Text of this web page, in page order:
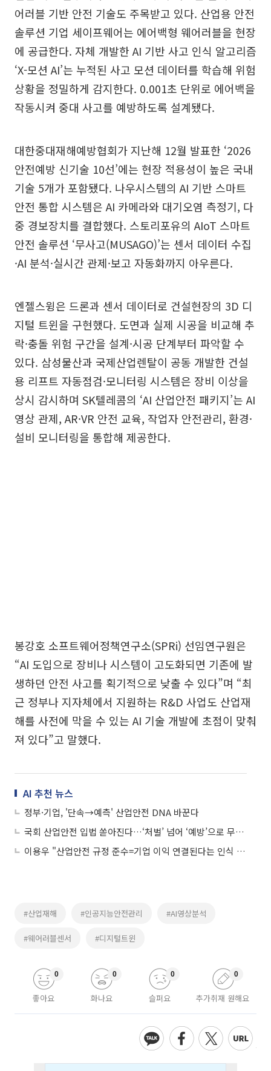
어러블 기반 안전 기술도 주목받고 있다. 산업용 안전
솔루션 기업 세이프웨어는 에어백형 웨어러블을 현장
에 공급한다. 자체 개발한 AI 기반 사고 인식 알고리즘
‘X-모션 AI’는 누적된 사고 모션 데이터를 학습해 위험
상황을 정밀하게 감지한다. 0.001초 단위로 에어백을
작동시켜 중대 사고를 예방하도록 설계됐다.
대한중대재해예방협회가 지난해 12월 발표한 ‘2026
안전예방 신기술 10선’에는 현장 적용성이 높은 국내
기술 5개가 포함됐다. 나우시스템의 AI 기반 스마트
안전 통합 시스템은 AI 카메라와 대기오염 측정기, 다
중 경보장치를 결합했다. 스토리포유의 AIoT 스마트
안전 솔루션 ‘무사고(MUSAGO)’는 센서 데이터 수집
·AI 분석·실시간 관제·보고 자동화까지 아우른다.
엔젤스윙은 드론과 센서 데이터로 건설현장의 3D 디
지털 트윈을 구현했다. 도면과 실제 시공을 비교해 추
락·충돌 위험 구간을 설계·시공 단계부터 파악할 수
있다. 삼성물산과 국제산업렌탈이 공동 개발한 건설
용 리프트 자동점검·모니터링 시스템은 장비 이상을
상시 감시하며 SK텔레콤의 ‘AI 산업안전 패키지’는 AI
영상 관제, AR·VR 안전 교육, 작업자 안전관리, 환경·
설비 모니터링을 통합해 제공한다.
봉강호 소프트웨어정책연구소(SPRi) 선임연구원은
“AI 도입으로 장비나 시스템이 고도화되면 기존에 발
생하던 안전 사고를 획기적으로 낮출 수 있다”며 “최
근 정부나 지자체에서 지원하는 R&D 사업도 산업재
해를 사전에 막을 수 있는 AI 기술 개발에 초점이 맞춰
져 있다”고 말했다.
AI 추천 뉴스
정부·기업, '단속→예측' 산업안전 DNA 바꾼다
국회 산업안전 입법 쏟아진다…‘처벌’ 넘어 ‘예방’으로 무게 이동
이용우 "산업안전 규정 준수=기업 이익 연결된다는 인식 가져야"
#산업재해 #인공지능안전관리 #AI영상분석
#웨어러블센서 #디지털트윈
좋아요
0
화나요
0
슬퍼요
0
추가취재 원해요
0